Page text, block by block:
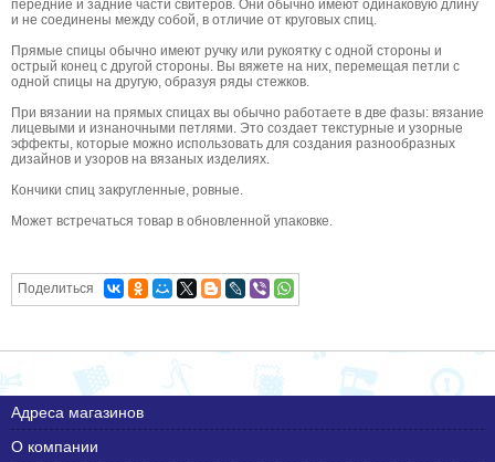
передние и задние части свитеров. Они обычно имеют одинаковую длину
и не соединены между собой, в отличие от круговых спиц.
Прямые спицы обычно имеют ручку или рукоятку с одной стороны и
острый конец с другой стороны. Вы вяжете на них, перемещая петли с
одной спицы на другую, образуя ряды стежков.
При вязании на прямых спицах вы обычно работаете в две фазы: вязание
лицевыми и изнаночными петлями. Это создает текстурные и узорные
эффекты, которые можно использовать для создания разнообразных
дизайнов и узоров на вязаных изделиях.
Кончики спиц закругленные, ровные.
Может встречаться товар в обновленной упаковке.
Поделиться
Адреса магазинов
О компании